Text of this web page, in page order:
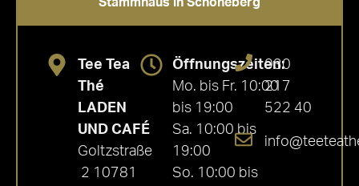
Stammhaus in Schöneberg
Tee Tea
Thé
LADEN
UND CAFÉ
Goltzstraße
2 10781
Öffnungszeiten:
Mo. bis Fr. 10:00
bis 19:00
Sa. 10:00 bis
19:00
So. 10:00 bis
030
217
522 40